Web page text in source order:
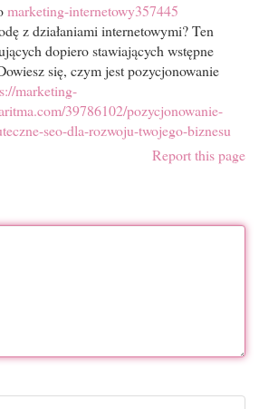
marketing-internetowy357445
z działaniami internetowymi? Ten
dopiero stawiających wstępne
się, czym jest pozycjonowanie
marketing-
39786102/pozycjonowanie-
seo-dla-rozwoju-twojego-biznesu
Report this page